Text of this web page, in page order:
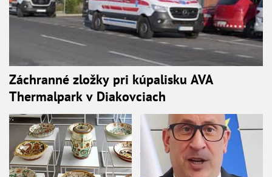
Záchranné zložky pri kúpalisku AVA
Thermalpark v Diakovciach